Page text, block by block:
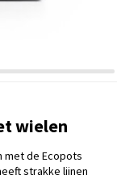
wielen
met de Ecopots
strakke lijnen